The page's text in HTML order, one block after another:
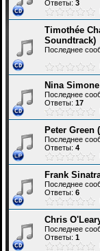
Ответы: 3
Timothée
Soundtrack)
Последнее
Nina
Последнее
Ответы: 17
Peter Green
Последнее
Ответы: 4
Frank
Последнее
Ответы: 6
Chris
Последнее
Ответы: 1